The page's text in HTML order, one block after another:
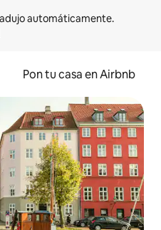
Pon tu casa en Airbnb